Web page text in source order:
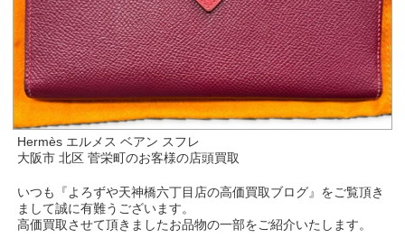
Hermès エルメス ベアン スフレ
大阪市 北区 菅栄町のお客様の店頭買取
いつも『よろずや天神橋六丁目店の高価買取ブログ』をご覧頂き
まして誠に有難うございます。
高価買取させて頂きましたお品物の一部をご紹介いたします。